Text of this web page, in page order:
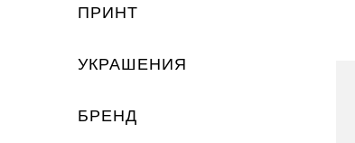
ПРИНТ
УКРАШЕНИЯ
БРЕНД